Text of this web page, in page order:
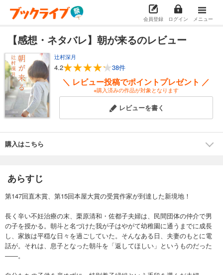
会員登録 ログイン メニュー
【感想・ネタバレ】朝が来るのレビュー
辻村深月
4.2 38件
＼ レビュー投稿でポイントプレゼント ／
※購入済みの作品が対象となります
レビューを書く
購入はこちら
あらすじ
第147回直木賞、第15回本屋大賞の受賞作家が到達した新境地！
長く辛い不妊治療の末、栗原清和・佐都子夫婦は、民間団体の仲介で男
の子を授かる。朝斗と名づけた我が子はやがて幼稚園に通うまでに成長
し、家族は平穏な日々を過ごしていた。そんなある日、夫妻のもとに電
話が。それは、息子となった朝斗を「返してほしい」というものだった
――。